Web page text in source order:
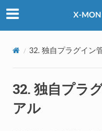
X-MON
32. 独自プラグイン
32. 独自プラ
アル